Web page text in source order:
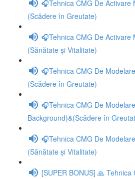
🎧Tehnica CMG De
(Scădere în Greutate)
🎧Tehnica CMG De
(Sănătate și Vitalitate)
🎧Tehnica CMG De
(Scădere în Greutate)
🎧Tehnica CMG De
Background)&(Scădere în
🎧Tehnica CMG De
(Sănătate și Vitalitate)
[SUPER BONUS] 🙏